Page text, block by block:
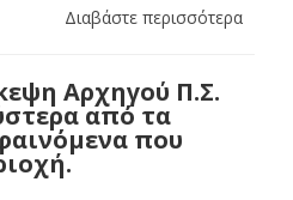
Διαβάστε περισσότερα
Αρχηγού Π.Σ.
από τα
που